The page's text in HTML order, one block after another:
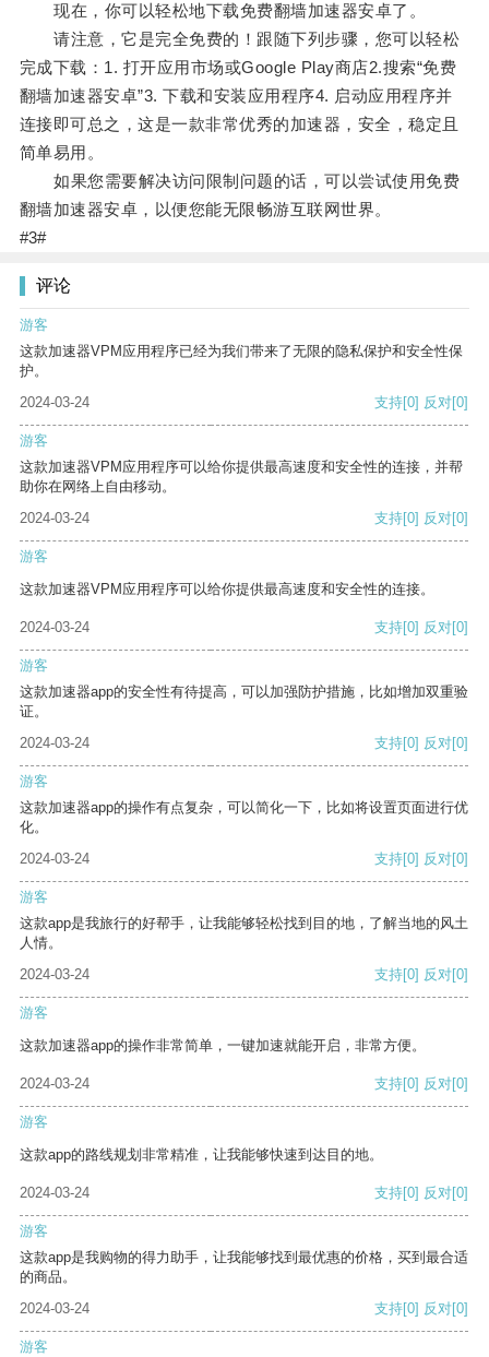
现在，你可以轻松地下载免费翻墙加速器安卓了。
请注意，它是完全免费的！跟随下列步骤，您可以轻松
完成下载：1. 打开应用市场或Google Play商店2.搜索“免费
翻墙加速器安卓”3. 下载和安装应用程序4. 启动应用程序并
连接即可总之，这是一款非常优秀的加速器，安全，稳定且
简单易用。
如果您需要解决访问限制问题的话，可以尝试使用免费
翻墙加速器安卓，以便您能无限畅游互联网世界。
#3#
评论
游客
这款加速器VPM应用程序已经为我们带来了无限的隐私保护和安全性保
护。
2024-03-24
支持[0] 反对[0]
游客
这款加速器VPM应用程序可以给你提供最高速度和安全性的连接，并帮
助你在网络上自由移动。
2024-03-24
支持[0] 反对[0]
游客
这款加速器VPM应用程序可以给你提供最高速度和安全性的连接。
2024-03-24 支持[0] 反对[0]
游客
这款加速器app的安全性有待提高，可以加强防护措施，比如增加双重验
证。
2024-03-24
支持[0] 反对[0]
游客
这款加速器app的操作有点复杂，可以简化一下，比如将设置页面进行优
化。
2024-03-24
支持[0] 反对[0]
游客
这款app是我旅行的好帮手，让我能够轻松找到目的地，了解当地的风土
人情。
2024-03-24
支持[0] 反对[0]
游客
这款加速器app的操作非常简单，一键加速就能开启，非常方便。
2024-03-24 支持[0] 反对[0]
游客
这款app的路线规划非常精准，让我能够快速到达目的地。
2024-03-24 支持[0] 反对[0]
游客
这款app是我购物的得力助手，让我能够找到最优惠的价格，买到最合适
的商品。
2024-03-24
支持[0] 反对[0]
游客